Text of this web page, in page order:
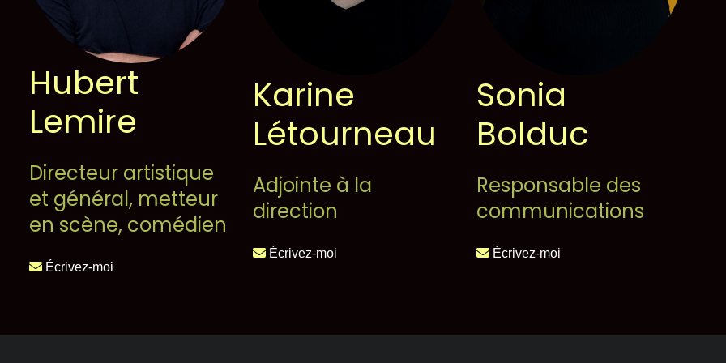
Théâtrographie
Équipe et conseil d’administration
Votre soutien
On en parle dans les médias
Votre soutien
Desjardins fait la paire
Hubert
Lemire
Directeur artistique
et général, metteur
en scène, comédien
Écrivez-moi
Karine
Létourneau
Adjointe à la
direction
Écrivez-moi
Sonia
Bolduc
Responsable des
communications
Écrivez-moi